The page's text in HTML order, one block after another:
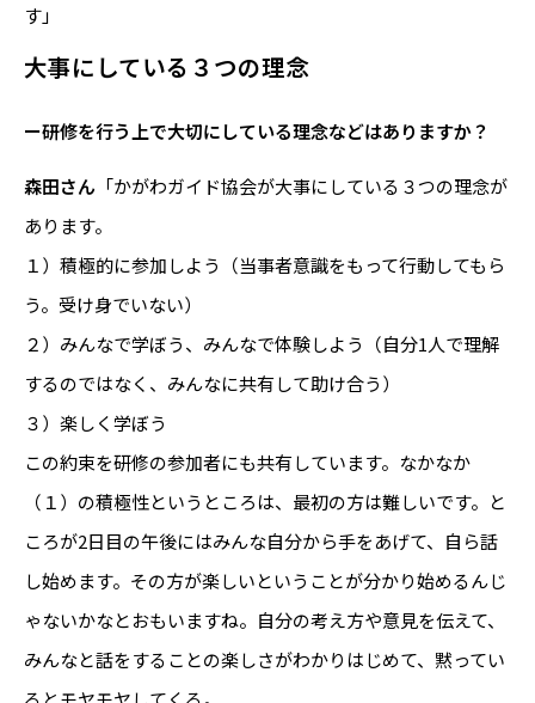
す」
大事にしている３つの理念
ー研修を行う上で大切にしている理念などはありますか？
森田さん 「かがわガイド協会が大事にしている３つの理念が
あります。
１）積極的に参加しよう（当事者意識をもって行動してもら
う。受け身でいない）
２）みんなで学ぼう、みんなで体験しよう（自分1人で理解
するのではなく、みんなに共有して助け合う）
３）楽しく学ぼう
この約束を研修の参加者にも共有しています。なかなか
（１）の積極性というところは、最初の方は難しいです。と
ころが2日目の午後にはみんな自分から手をあげて、自ら話
し始めます。その方が楽しいということが分かり始めるんじ
ゃないかなとおもいますね。自分の考え方や意見を伝えて、
みんなと話をすることの楽しさがわかりはじめて、黙ってい